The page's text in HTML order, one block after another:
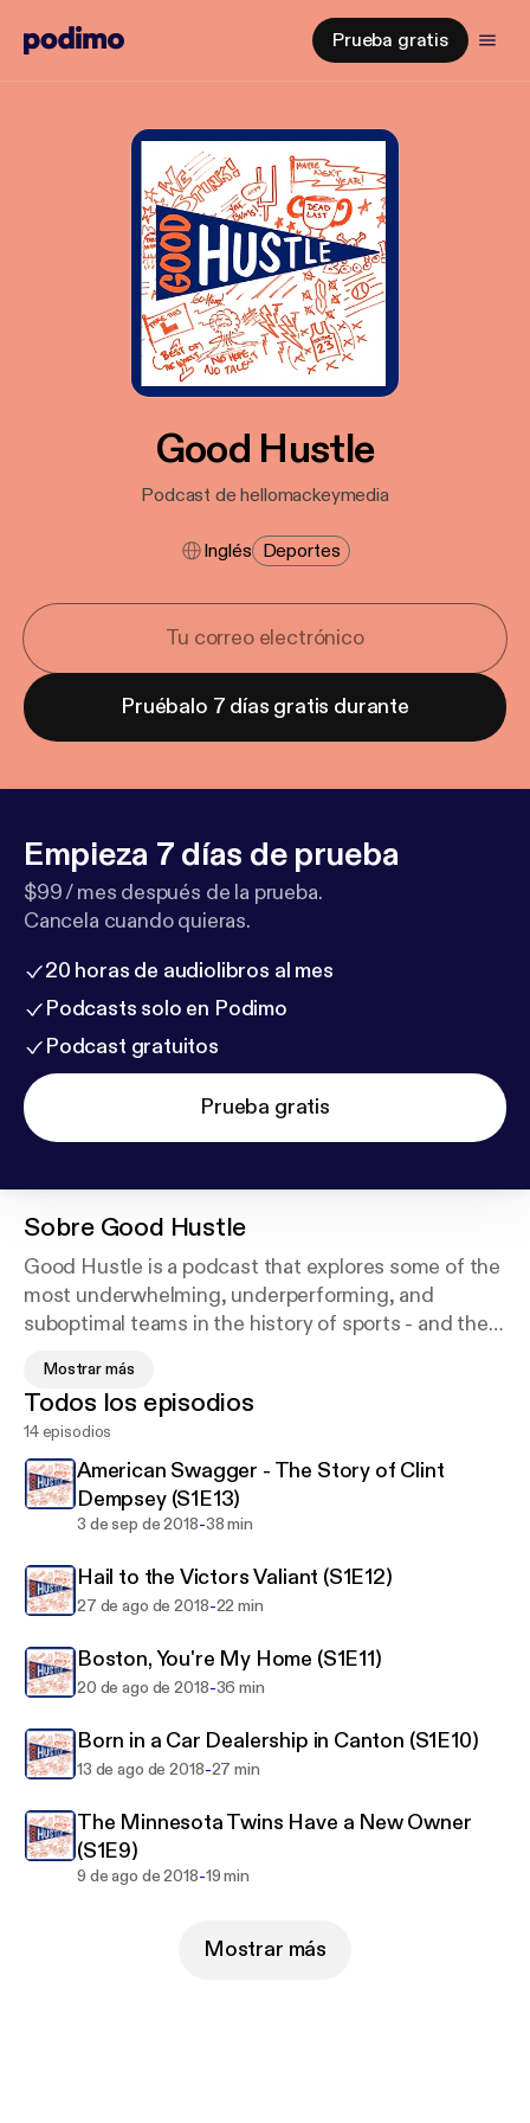
Prueba gratis
Good Hustle
Podcast de hellomackeymedia
Inglés Deportes
Pruébalo 7 días gratis durante
Empieza 7 días de prueba
$99 / mes después de la prueba.
Cancela cuando quieras.
20 horas de audiolibros al mes
Podcasts solo en Podimo
Podcast gratuitos
Prueba gratis
Sobre Good Hustle
Good Hustle is a podcast that explores some of the
most underwhelming, underperforming, and
suboptimal teams in the history of sports - and the
into a season that most franchises would rather
forget.
Hosted by Andrew Mackey
(andy@goodhustlepodcast.com)
Support this podcast:https://anchor.fm/goodhustl
e/support
Mostrar más
Todos los episodios
14 episodios
American Swagger - The Story of Clint
Dempsey (S1E13)
3 de sep de 2018-38 min
Hail to the Victors Valiant (S1E12)
27 de ago de 2018-22 min
Boston, You're My Home (S1E11)
20 de ago de 2018-36 min
Born in a Car Dealership in Canton (S1E10)
13 de ago de 2018-27 min
The Minnesota Twins Have a New Owner
(S1E9)
9 de ago de 2018-19 min
Mostrar más